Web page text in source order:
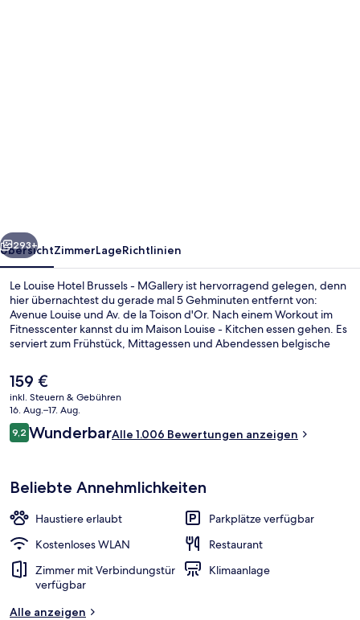
Weiter
293+
ÜbersichtZimmerLageRichtlinien
Le Louise Hotel Brussels - MGallery ist hervorragend gelegen, denn
hier übernachtest du gerade mal 5 Gehminuten entfernt von:
Avenue Louise und Av. de la Toison d'Or. Nach einem Workout im
Fitnesscenter kannst du im Maison Louise - Kitchen essen gehen. Es
serviert zum Frühstück, Mittagessen und Abendessen belgische
eine Loungebar, eine Terrasse und einen Garten. Anderen
Reisenden gefallen das hilfsbereite Personal und der allgemeine
Zustand sehr gut. Die Unterkunft ist nur einen kurzen Fußmarsch
von den öffentlichen Verkehrsmitteln entfernt: Bis zur U-Bahn sind
es wenige Schritte (Station Louise/Louiza) bzw. 5 Minuten
(Straßenbahnhaltestelle Poelaert).
Der
aktuelle
Preis
beträgt
159 €.
159 €
inkl. Steuern & Gebühren
16. Aug.–17. Aug.
Bewertungen
9,29,2 von 10.
WunderbarAlle 1.006 Bewertungen anzeigen
Beliebte Annehmlichkeiten
Haustiere erlaubt
Parkplätze verfügbar
Kostenloses WLAN
Restaurant
Zimmer mit Verbindungstür
verfügbar
Klimaanlage
Alle anzeigen